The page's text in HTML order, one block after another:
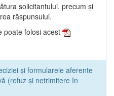
solicitantului, precum şi
răspunsului.
poate folosi acest
și formularele aferente
(refuz și netrimitere în